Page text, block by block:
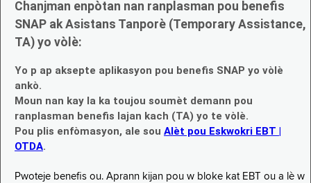
Chanjman enpòtan nan ranplasman pou benefis
SNAP ak Asistans Tanporè (Temporary Assistance,
TA) yo vòlè:
Yo p ap aksepte aplikasyon pou benefis SNAP yo vòlè
ankò.
Moun nan kay la ka toujou soumèt demann pou
ranplasman benefis lajan kach (TA) yo te vòlè.
Pou plis enfòmasyon, ale sou Alèt pou Eskwokri EBT |
OTDA.
Pwoteje benefis ou. Aprann kijan pou w bloke kat EBT ou a lè w